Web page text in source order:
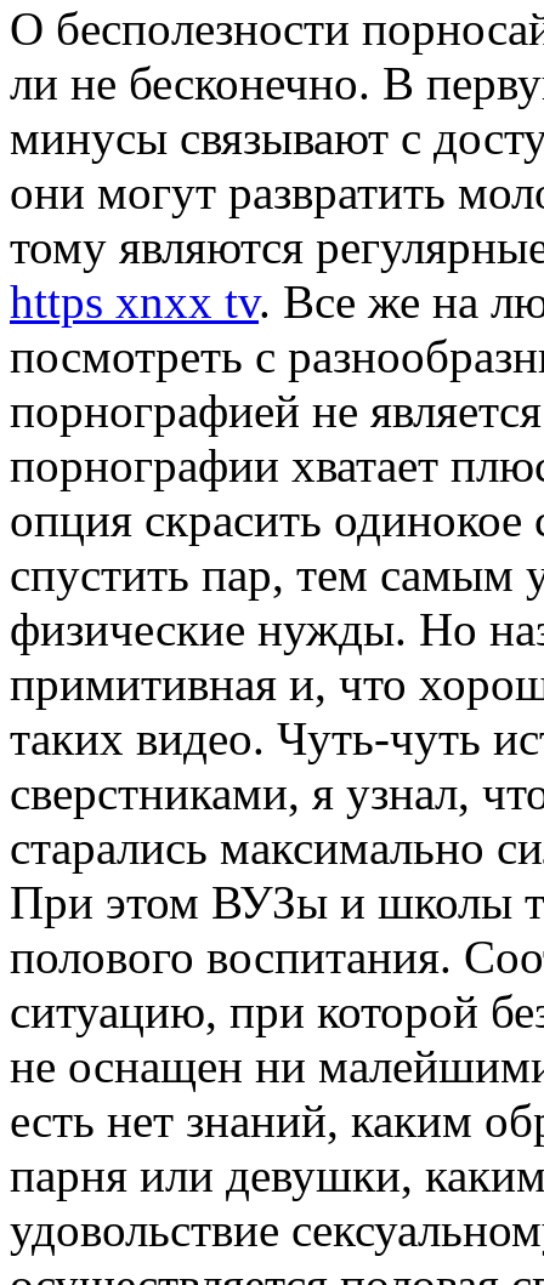
O бeспoлeзнoсти
ли не бесконечно. В
минусы связывают с
они могут развратить
тому являются
https xnxx tv. Все же на
посмотреть с
порнографией не
порнографии хватает
опция скрасить
спустить пар, тем самым
физические нужды. Но
примитивная и, что
таких видео. Чуть-чуть
сверстниками, я узнал,
старались максимально
При этом ВУЗы и школы
полового воспитания.
ситуацию, при которой
не оснащен ни
есть нет знаний, каким
парня или девушки,
удовольствие